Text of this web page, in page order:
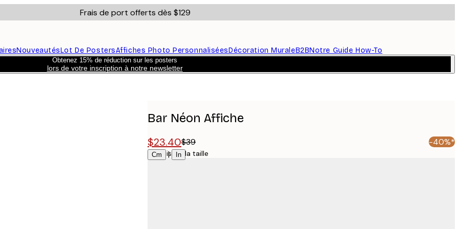
Frais de port offerts dès $129
NouveautésLot De PostersAffiches Photo PersonnaliséesDécoration MuraleB2BNotre Guide How-To
Obtenez 15% de réduction sur les posters
lors de votre inscription à notre newsletter
Bar Néon Affiche
$23.40$39 -40%*
Cm | In
Choisissez la taille